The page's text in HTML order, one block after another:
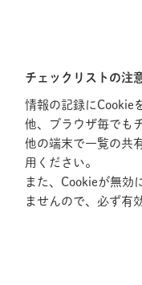
チェックリストの注
情報の記録にCookie
他、ブラウザ毎でも
他の端末で一覧の共
用ください。
また、Cookieが無効
ませんので、必ず有